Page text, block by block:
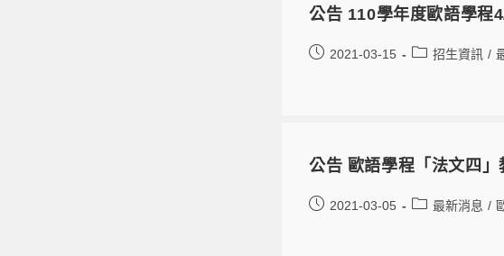
公告 110學年度歐語學程
2021-03-15 招生資訊 /
公告 歐語學程「法文四」
2021-03-05 最新消息 /